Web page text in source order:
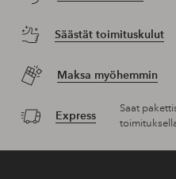
Säästät toimituskulut
Maksa myöhemmin
Express
Saat